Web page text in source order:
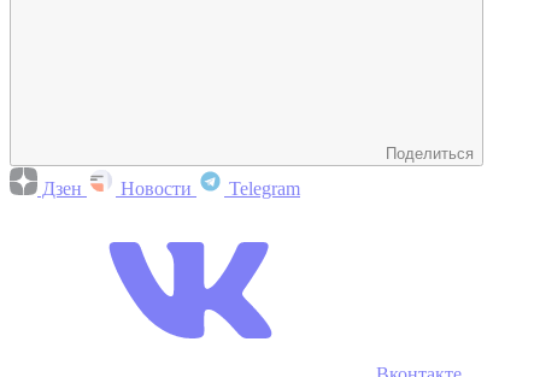
Поделиться
Дзен Новости Telegram